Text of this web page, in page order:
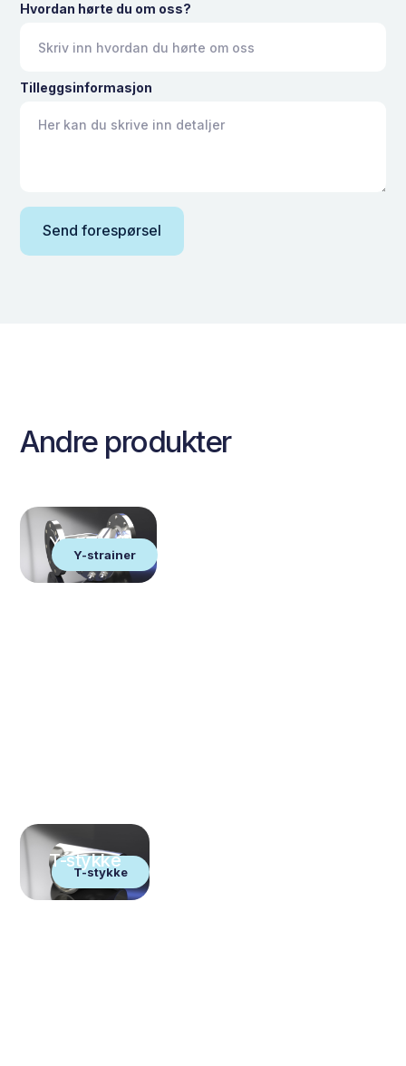
Hvordan hørte du om oss?
Tilleggsinformasjon
Andre produkter
Y-strainer
Y-strainer
T-stykke
T-stykke